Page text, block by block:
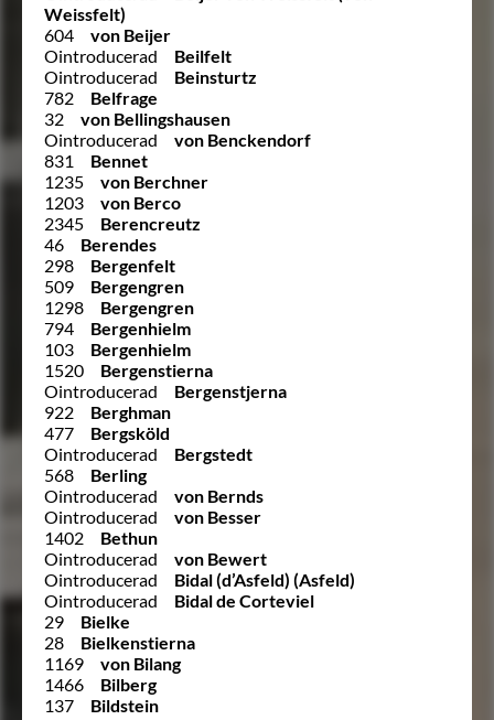
Weissfelt)
604
von Beijer
Ointroducerad
Beilfelt
Ointroducerad
Beinsturtz
782
Belfrage
32
von Bellingshausen
Ointroducerad
von Benckendorf
831
Bennet
1235
von Berchner
1203
von Berco
2345
Berencreutz
46
Berendes
298
Bergenfelt
509
Bergengren
1298
Bergengren
794
Bergenhielm
103
Bergenhielm
1520
Bergenstierna
Ointroducerad
Bergenstjerna
922
Berghman
477
Bergsköld
Ointroducerad
Bergstedt
568
Berling
Ointroducerad
von Bernds
Ointroducerad
von Besser
1402
Bethun
Ointroducerad
von Bewert
Ointroducerad
Bidal (d’Asfeld) (Asfeld)
Ointroducerad
Bidal de Corteviel
29
Bielke
28
Bielkenstierna
1169
von Bilang
1466
Bilberg
137
Bildstein